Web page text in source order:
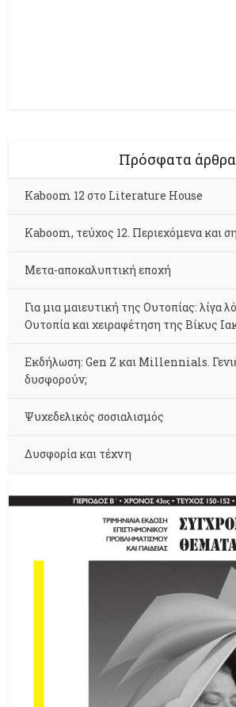
Πρόσφατα άρθρα
Kaboom 12 στο Literature House
Kaboom, τεύχος 12. Περιεχόμενα και
Μετα-αποκαλυπτική εποχή
Για μια μαιευτική της Ουτοπίας: λίγα
Ουτοπία και χειραφέτηση της Βίκυς
Εκδήλωση: Gen Z και Millennials.
δυσφορούν;
Ψυχεδελικός σοσιαλισμός
Δυσφορία και τέχνη